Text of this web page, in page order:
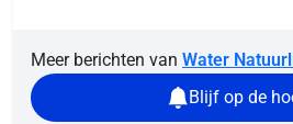
Meer berichten van Water
Blijf op de